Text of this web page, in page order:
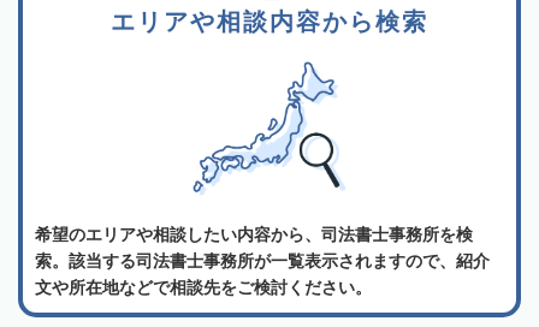
エリアや相談内容から検索
希望のエリアや相談したい内容から、司法書士事務所を検
索。該当する司法書士事務所が一覧表示されますので、紹介
文や所在地などで相談先をご検討ください。